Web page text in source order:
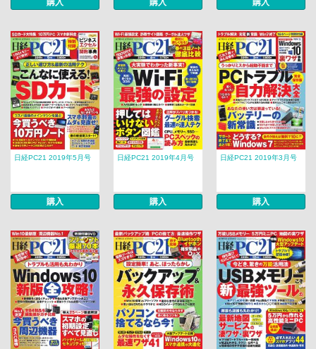
購入 購入 購入
日経PC21 2019年5月号
購入
日経PC21 2019年4月号
購入
日経PC21 2019年3月号
購入